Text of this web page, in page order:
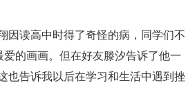
因读高中时得了奇怪的病，同学们不
的画画。但在好友滕汐告诉了他一
也告诉我以后在学习和生活中遇到挫